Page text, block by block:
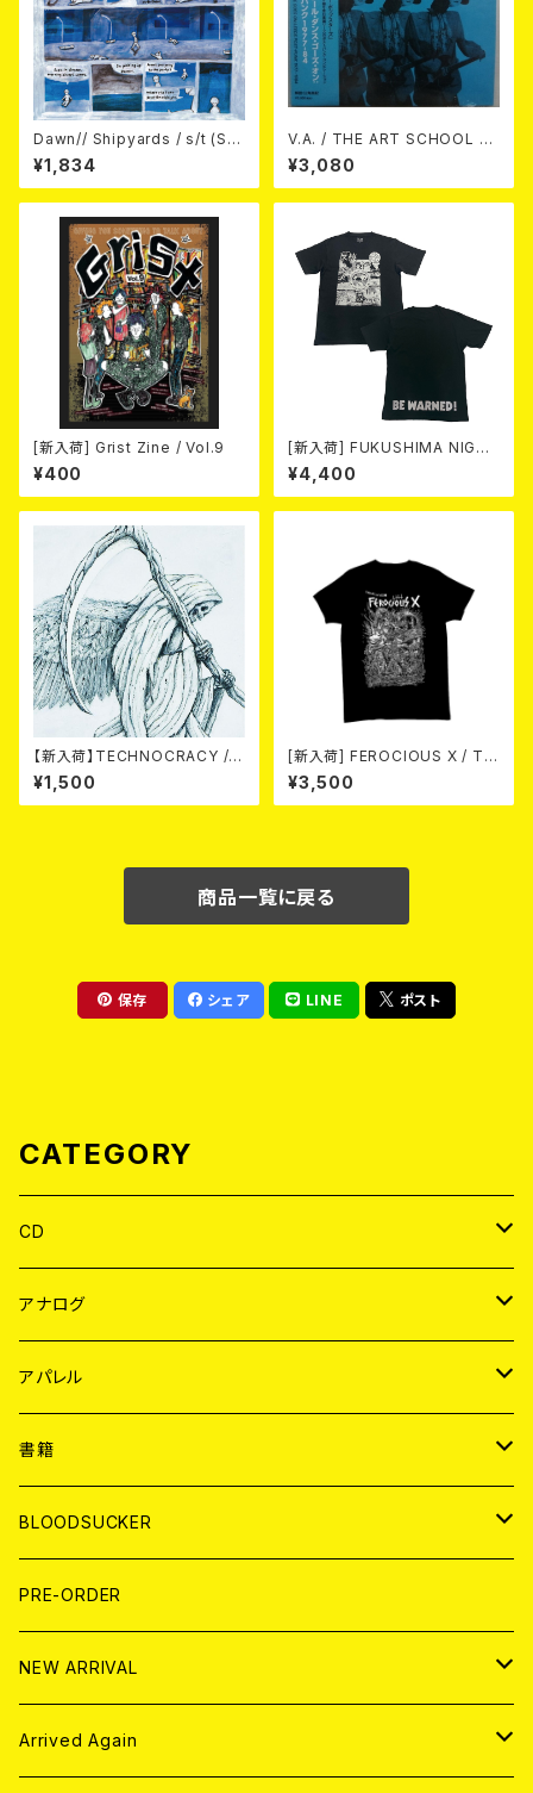
Dawn// Shipyards / s/t (Spl
it) LP＋CD
¥1,834
V.A. / THE ART SCHOOL D
ANCE GOES ON LEEDS PO
ST-PUNK 1977-84 (帯ライナ
ー付国内盤仕様) CD
¥3,080
[新入荷] Grist Zine / Vol.9
¥400
[新入荷] FUKUSHIMA NIGHT
MARE Tee -MISERY editio
n- (SMOKE BLACK)
¥4,400
【新入荷】TECHNOCRACY /T
O HELL/THE END (7"EP)
¥1,500
[新入荷] FEROCIOUS X / T S
HIRT
¥3,500
商品一覧に戻る
保存 シェア LINE ポスト
CATEGORY
CD
JAPAN
WORLD
アナログ
JAPAN
７EP
LP
WORLD
7EP
LP
アパレル
JAPAN
T-shirt
HOOD
WORLD
T-shirt
HOOD
書籍
MAGAZINE
BOLLOCKS
EL ZINE
写真集 (PHOTOBOOK)
BLOODSUCKER
CD
アナログ
アパレル
PRE-ORDER
NEW ARRIVAL
CD
Arrived Again